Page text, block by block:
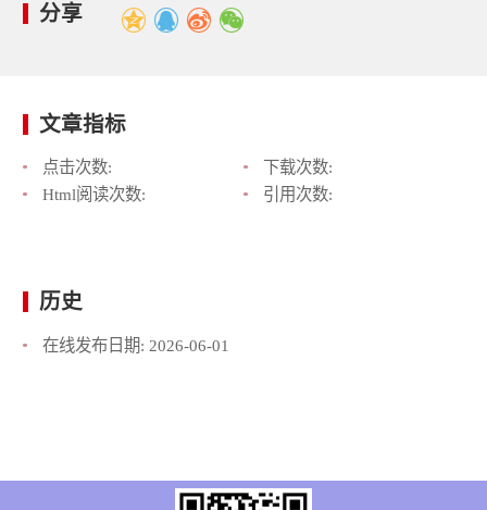
分享
文章指标
点击次数:
下载次数:
Html阅读次数:
引用次数:
历史
在线发布日期: 2026-06-01